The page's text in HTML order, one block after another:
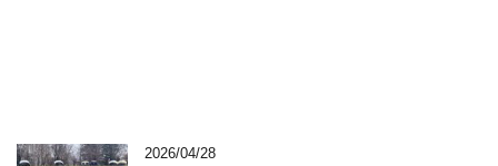
2026/04/28